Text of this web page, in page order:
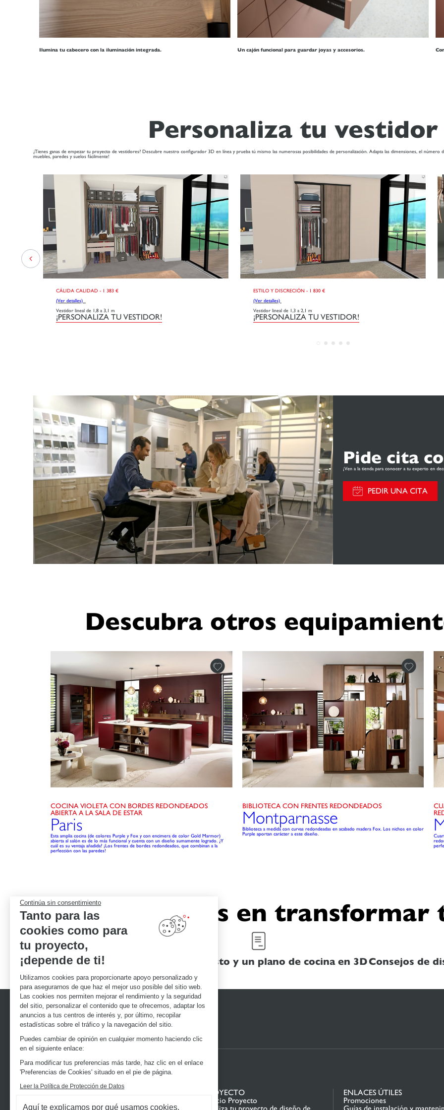
Continúa sin consentimiento
Tanto para las
cookies como para
tu proyecto,
¡depende de ti!
Utilizamos cookies para proporcionarte apoyo personalizado y
para asegurarnos de que haz el mejor uso posible del sitio web.
Las cookies nos permiten mejorar el rendimiento y la seguridad
del sitio, personalizar el contenido que te ofrecemos, adaptar los
anuncios a tus centros de interés y, por último, recopilar
estadísticas sobre el tráfico y la navegación del sitio.
Puedes cambiar de opinión en cualquier momento haciendo clic
en el siguiente enlace:
Para modificar tus preferencias más tarde, haz clic en el enlace
'Preferencias de Cookies' situado en el pie de página.
Leer la Política de Protección de Datos
Aquí te explicamos por qué usamos cookies.
Ilumina tu cabecero con la iluminación integrada. Un cajón funcional para guardar joyas y accesorios.
Personaliza tu vestidor
¿Tienes ganas de empezar tu proyecto de vestidores? Descubre nuestro configurador 3D en línea y prueba tú mismo las numerosas posibilidades de personalización. Adapta las dimensiones, el
muebles, paredes y suelos fácilmente!
CÁLIDA CALIDAD - 1 383 €
(Ver detalles)
Vestidor lineal de 1,8 a 3,1 m
¡PERSONALIZA TU VESTIDOR!
ESTILO Y DISCRECIÓN - 1 830 €
(Ver detalles)
Vestidor lineal de 1,3 a 2,1 m
¡PERSONALIZA TU VESTIDOR!
Pide cita
¡Ven a la tienda para conocer a tu experto en
PEDIR UNA CITA
Descubra otros
COCINA VIOLETA CON BORDES REDONDEADOS
ABIERTA A LA SALA DE ESTAR
Paris
Esta amplia cocina (de colores Purple y Fox y con encimera de color Gold Marmor)
abierta al salón es de lo más funcional y cuenta con un diseño sumamente logrado. ¿Y
cuál es su ventaja añadida? ¡Los frentes de bordes redondeados, que combinan a la
perfección con las paredes!
BIBLIOTECA CON FRENTES REDONDEADOS
Montparnasse
Biblioteca a medida con curvas redondeadas en acabado madera Fox. Los nichos en color
Purple aportan carácter a este diseño.
Expertos en transformar
Garantías de excelencia Un presupuesto y un plano de cocina en 3DConsejos de
DESCUBRE EL UNIVERSO SCHMIDT
Vestidores a medida
TU PROYECTO
Mi Espacio Proyecto
Personaliza tu proyecto de diseño de
ENLACES ÚTILES
Promociones
Guías de instalación y